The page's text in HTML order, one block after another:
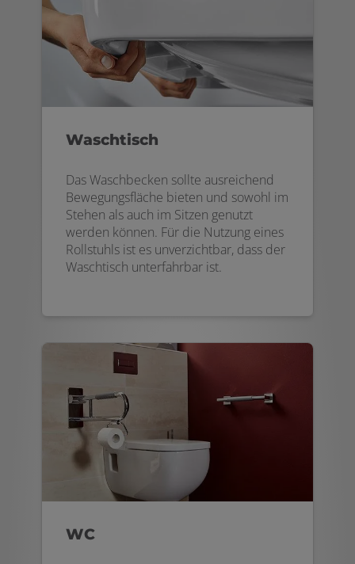
Waschtisch
Das Waschbecken sollte ausreichend
Bewegungsfläche bieten und sowohl im
Stehen als auch im Sitzen genutzt
werden können. Für die Nutzung eines
Rollstuhls ist es unverzichtbar, dass der
Waschtisch unterfahrbar ist.
WC